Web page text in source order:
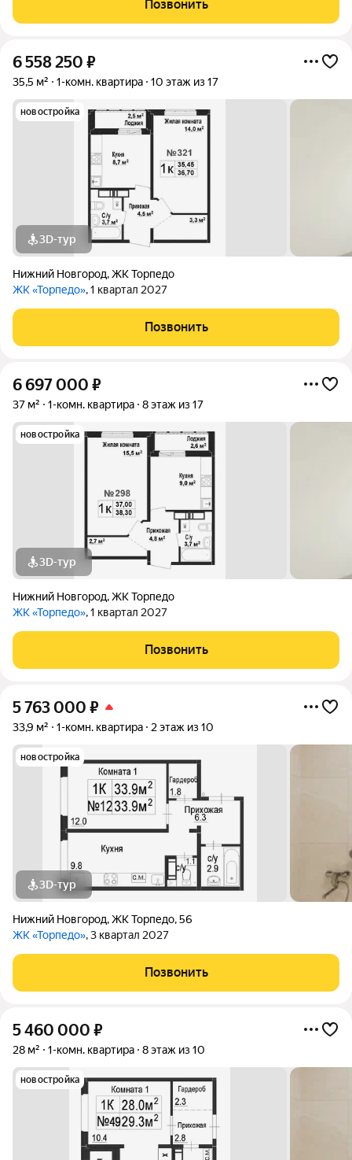
Позвонить
6 558 250 ₽
35,5 м² 1-комн. квартира 10 этаж из 17
новостройка
3D-тур
Нижний Новгород,ЖК Торпедо
ЖК «Торпедо», 1 квартал 2027
Позвонить
6 697 000 ₽
37 м² 1-комн. квартира 8 этаж из 17
новостройка
3D-тур
Нижний Новгород,ЖК Торпедо
ЖК «Торпедо», 1 квартал 2027
Позвонить
5 763 000 ₽
33,9 м² 1-комн. квартира 2 этаж из 10
новостройка
3D-тур
Нижний Новгород,ЖК Торпедо,56
ЖК «Торпедо», 3 квартал 2027
Позвонить
5 460 000 ₽
28 м² 1-комн. квартира 8 этаж из 10
новостройка